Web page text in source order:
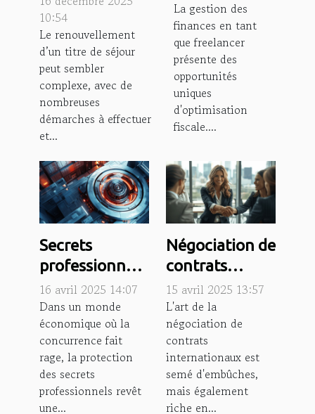
de votre titre de
séjour
10:54
Le renouvellement
d’un titre de séjour
peut sembler
complexe, avec de
nombreuses
démarches à effectuer
et...
comprendre
les niches et
les risques
La gestion des
finances en tant
que freelancer
présente des
opportunités
uniques
d'optimisation
fiscale....
Secrets
professionnels
et concurrence
déloyale
prévention
pour les
entreprises
16 avril 2025 14:07
Dans un monde
économique où la
concurrence fait
rage, la protection
des secrets
professionnels revêt
une...
Négociation de
contrats
internationaux
pour PME
astuces et
pièges à éviter
15 avril 2025 13:57
L'art de la
négociation de
contrats
internationaux est
semé d'embûches,
mais également
riche en...